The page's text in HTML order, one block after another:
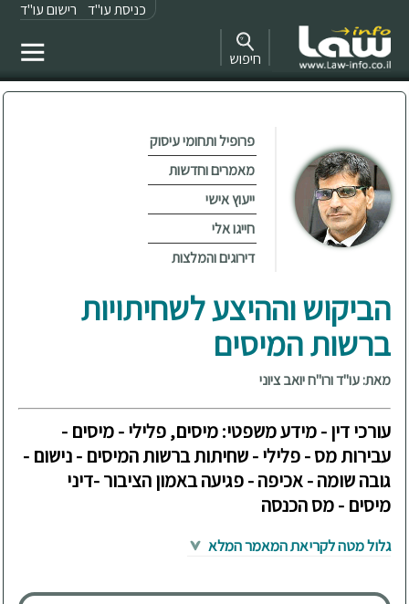
כניסת עו"ד רישום עו"ד
חיפוש
פרופיל ותחומי עיסוק
מאמרים וחדשות
ייעוץ אישי
חייגו אלי
דירוגים והמלצות
הביקוש וההיצע לשחיתויות
ברשות המיסים
מאת: עו"ד ורו"ח יואב ציוני
עורכי דין - מידע משפטי: מיסים, פלילי - מיסים -
עבירות מס - פלילי - שחיתות ברשות המיסים - נישום -
גובה שומה - אכיפה - פגיעה באמון הציבור -דיני
מיסים - מס הכנסה
גלול מטה לקריאת המאמר המלא